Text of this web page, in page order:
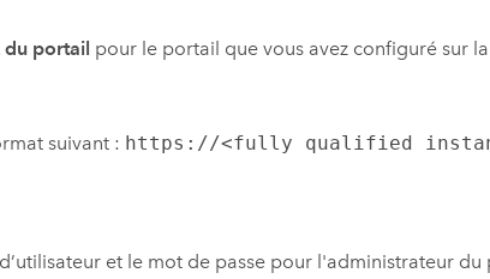
du portail pour le portail que vous avez configuré sur
suivant : https://<fully qualified
et le mot de passe pour l'administrateur